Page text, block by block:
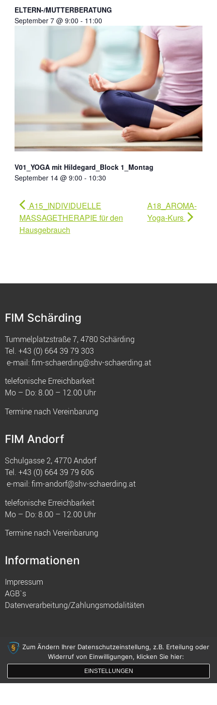
ELTERN-/MUTTERBERATUNG
September 7 @ 9:00 - 11:00
V01_YOGA mit Hildegard_Block 1_Montag
September 14 @ 9:00 - 10:30
A15_INDIVIDUELLE
MASSAGETHERAPIE für den
Hausgebrauch
A18_AROMA-
Yoga-Kurs
FIM Schärding
Tummelplatzstraße 7, 4780 Schärding
Tel. +43 (0) 664 39 79 303
e-mail:fim-schaerding@shv-schaerding.at
telefonische Erreichbarkeit
Mo – Do: 8.00 – 12.00 Uhr
Termine nach Vereinbarung
FIM Andorf
Schulgasse 2, 4770 Andorf
Tel. +43 (0) 664 39 79 606
e-mail:fim-andorf@shv-schaerding.at
telefonische Erreichbarkeit
Mo – Do: 8.00 – 12.00 Uhr
Termine nach Vereinbarung
Informationen
Impressum
AGB`s
Datenverarbeitung/Zahlungsmodalitäten
© 2021 FIM
gemacht mit von innDesign
Zum Ändern Ihrer Datenschutzeinstellung, z.B. Erteilung oder
Widerruf von Einwilligungen, klicken Sie hier:
EINSTELLUNGEN